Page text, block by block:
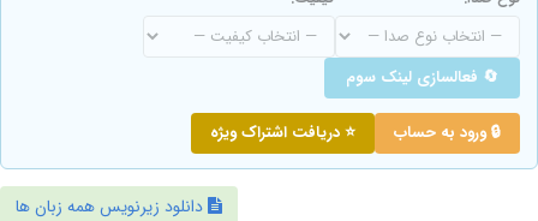
🔄 فعالسازی لینک سوم
🔒 ورود به حساب ⭐ دریافت اشتراک ویژه
دانلود زیرنویس همه زبان ها